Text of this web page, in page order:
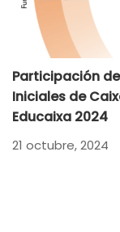
Participación
Iniciales de
Educaixa 2024
21 octubre, 2024